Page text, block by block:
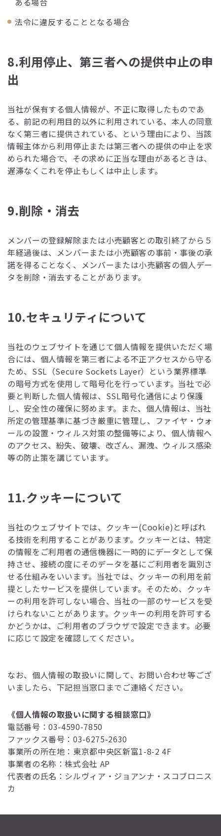
法令に違反することとなる場合
8.利用停止、第三者への提供中止の申
出
当社が保有する個人情報が、不正に取得したものであ
る、前記の利用目的以外に利用されている、本人の同意
なく第三者に提供されている、という理由により、当該
情報主体から利用停止または第三者への提供の中止を求
められた場合で、その求めに正当な理由があるときは、
遅滞なくこれを停止もしくは中止します。
9.削除・消去
メンバーの登録解除または小売顧客との取引終了から５
年経過後は、メンバーまたは小売顧客の事前・事後の承
諾を得ることなく、メンバーまたは小売顧客の個人デー
タを削除・消去することがあります。
10.セキュリティについて
当社のウェブサイトを通じて個人情報を提供いただく場
合には、個人情報を第三者による不正アクセスから守る
ため、SSL（Secure Sockets Layer）という業界標準
の暗号方式を使用して暗号化を行っています。当社で必
要と判断した個人情報は、SSL暗号化通信により保護
し、安全性の確保に努めます。また、個人情報は、当社
所定の管理基準に基づき厳重に管理し、ファイヤ・ウォ
ールの設置・ウィルス対策の整備等により、個人情報へ
のアクセス、紛失、破壊、改ざん、漏洩、ウィルス感染
等の防止策を講じています。
11.クッキーについて
当社のウェブサイトでは、クッキー(Cookie)と呼ばれ
る技術を利用することがあります。クッキーとは、特定
の情報をご利用者の通信機器に一時的にデータとして保
持させ、接続の度にそのデータを基にご利用者を識別さ
せる仕組みをいいます。当社では、クッキーの利用を前
提としたサービスを提供しています。そのため、クッキ
ーの利用を許可しない場合、当社の一部のサービスを受
けられないことがあります。クッキーの利用を許可する
かどうかは、ご利用者のブラウザで設定できます。必要
に応じて設定を確認してください。
なお、個人情報の取扱いに関して、お問い合わせ等ござ
いましたら、下記担当窓口までご連絡ください。
《個人情報の取扱いに関する相談窓口》
電話番号：03-4590-7850
ファックス番号：03-6275-2630
事業所の所在地：東京都中央区新富1-8-2 4F
事業者の名称：株式会社 AP
代表者の氏名：シルヴィア・ジョアンナ・スコブロニス
カ